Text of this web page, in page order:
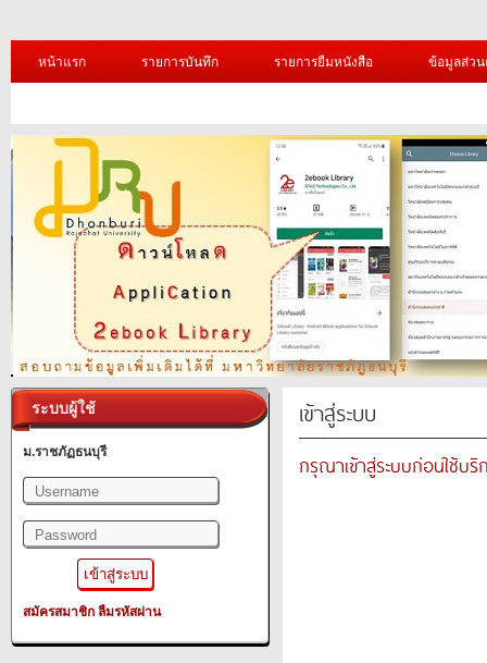
หน้าแรก รายการบันทึก รายการยืมหนังสือ ข้อมูลส่ว
ระบบผู้ใช้
ม.ราชภัฏธนบุรี
สมัครสมาชิก ลืมรหัสผ่าน
เข้าสู่ระบบ
กรุณาเข้าสู่ระบบก่อนใช้บริ